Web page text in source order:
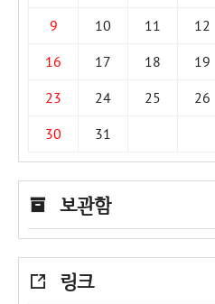
9
10 11 12
16
17 18 19
23
24 25 26
30
31
보관함
링크